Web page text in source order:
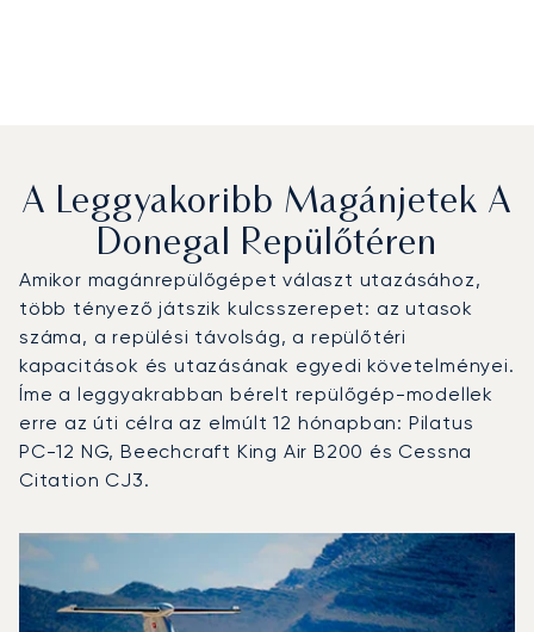
A Leggyakoribb Magánjetek A
Donegal Repülőtéren
Amikor magánrepülőgépet választ utazásához,
több tényező játszik kulcsszerepet: az utasok
száma, a repülési távolság, a repülőtéri
kapacitások és utazásának egyedi követelményei.
Íme a leggyakrabban bérelt repülőgép-modellek
erre az úti célra az elmúlt 12 hónapban: Pilatus
PC-12 NG, Beechcraft King Air B200 és Cessna
Citation CJ3.
Repülőgép fotója
Repülőgép-típus
Ülőhelyek
Sebesség (km/h)
Sebesség (csomó)Hatótávolság (km)
Hatótávolság (NM)